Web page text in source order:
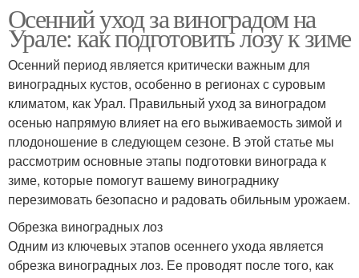
Осенний уход за виноградом на
Урале: как подготовить лозу к зиме
Осенний период является критически важным для
виноградных кустов, особенно в регионах с суровым
климатом, как Урал. Правильный уход за виноградом
осенью напрямую влияет на его выживаемость зимой и
плодоношение в следующем сезоне. В этой статье мы
рассмотрим основные этапы подготовки винограда к
зиме, которые помогут вашему винограднику
перезимовать безопасно и радовать обильным урожаем.
Обрезка виноградных лоз
Одним из ключевых этапов осеннего ухода является
обрезка виноградных лоз. Ее проводят после того, как